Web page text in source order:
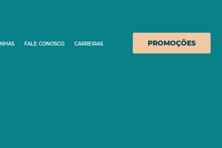
FALE CONOSCO CARREIRAS PROMOÇÕES